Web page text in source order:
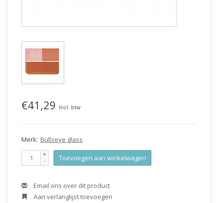
€41,29 Incl. btw
Merk: Bullseye glass
+
- Toevoegen aan winkelwagen
Email ons over dit product
Aan verlanglijst toevoegen